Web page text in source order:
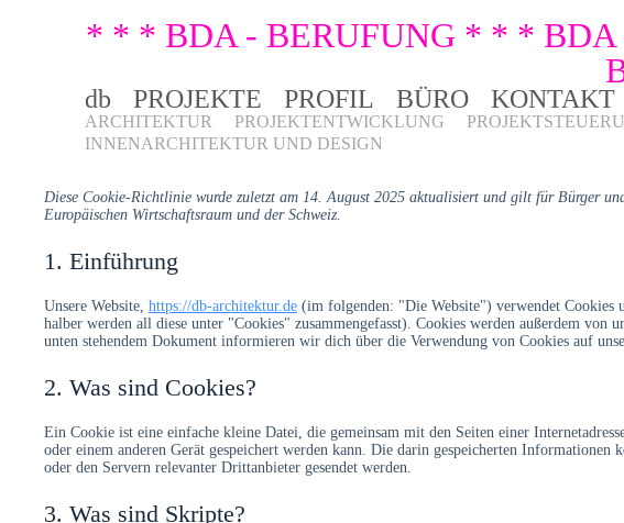
* * * BDA - BERUFUNG * * *
db PROJEKTE PROFIL BÜRO KONTAKT
ARCHITEKTUR PROJEKTENTWICKLUNG
INNENARCHITEKTUR UND DESIGN
Diese Cookie-Richtlinie wurde zuletzt am 14. August 2025 aktualisiert und gilt für Bürger
Europäischen Wirtschaftsraum und der Schweiz.
1. Einführung
Unsere Website, https://db-architektur.de (im folgenden: "Die Website") verwendet Cookies
halber werden all diese unter "Cookies" zusammengefasst). Cookies werden außerdem von
unten stehendem Dokument informieren wir dich über die Verwendung von Cookies auf
2. Was sind Cookies?
Ein Cookie ist eine einfache kleine Datei, die gemeinsam mit den Seiten einer
oder einem anderen Gerät gespeichert werden kann. Die darin gespeicherten Informationen
oder den Servern relevanter Drittanbieter gesendet werden.
3. Was sind Skripte?